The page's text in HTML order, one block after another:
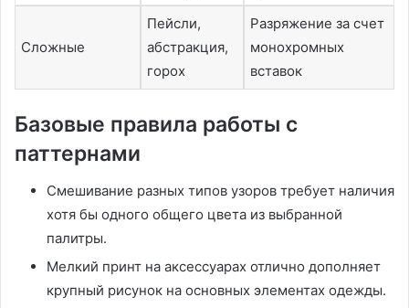
Сложные
Пейсли,
абстракция,
горох
Разряжение за счет
монохромных
вставок
Базовые правила работы с
паттернами
Смешивание разных типов узоров требует наличия
хотя бы одного общего цвета из выбранной
палитры.
Мелкий принт на аксессуарах отлично дополняет
крупный рисунок на основных элементах одежды.